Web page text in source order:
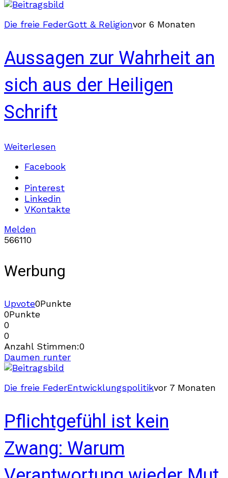
Die freie FederGott & Religionvor 6 Monaten
Aussagen zur Wahrheit an
sich aus der Heiligen
Schrift
Weiterlesen
Facebook
Pinterest
Linkedin
VKontakte
Melden
566110
Werbung
Upvote0Punkte
0Punkte
0
0
Anzahl Stimmen:0
Daumen runter
Die freie FederEntwicklungspolitikvor 7 Monaten
Pflichtgefühl ist kein
Zwang: Warum